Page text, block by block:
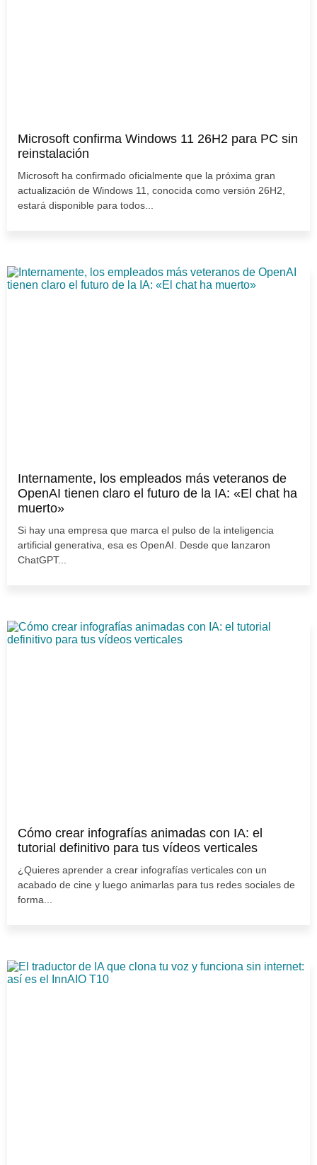
Microsoft confirma Windows 11 26H2 para PC sin
reinstalación
Microsoft ha confirmado oficialmente que la próxima gran
actualización de Windows 11, conocida como versión 26H2,
estará disponible para todos...
Internamente, los empleados más veteranos de
OpenAI tienen claro el futuro de la IA: «El chat ha
muerto»
Si hay una empresa que marca el pulso de la inteligencia
artificial generativa, esa es OpenAI. Desde que lanzaron
ChatGPT...
Cómo crear infografías animadas con IA: el
tutorial definitivo para tus vídeos verticales
¿Quieres aprender a crear infografías verticales con un
acabado de cine y luego animarlas para tus redes sociales de
forma...